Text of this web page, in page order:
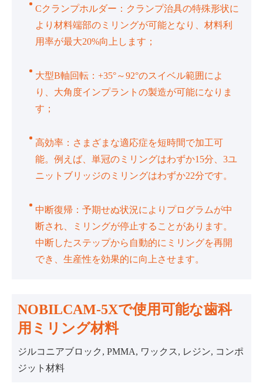
Cクランプホルダー：クランプ治具の特殊形状に
より材料端部のミリングが可能となり、材料利
用率が最大20%向上します；
大型B軸回転：+35°～92°のスイベル範囲によ
り、大角度インプラントの製造が可能になりま
す；
高効率：さまざまな適応症を短時間で加工可
能。例えば、単冠のミリングはわずか15分、3ユ
ニットブリッジのミリングはわずか22分です。
中断復帰：予期せぬ状況によりプログラムが中
断され、ミリングが停止することがあります。
中断したステップから自動的にミリングを再開
でき、生産性を効果的に向上させます。
NOBILCAM-5Xで使用可能な歯科
用ミリング材料
ジルコニアブロック, PMMA, ワックス, レジン, コンポ
ジット材料